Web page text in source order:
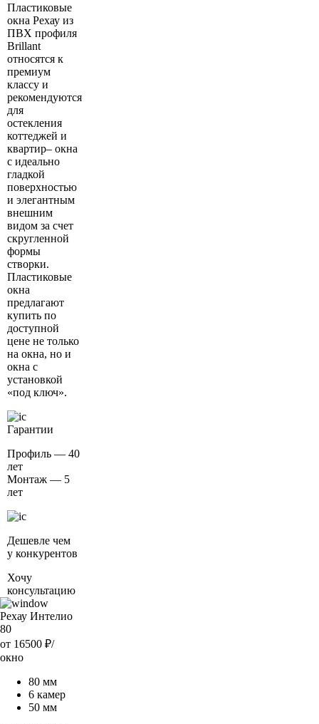
Пластиковые
окна Рехау из
ПВХ профиля
Brillant
относятся к
премиум
классу и
рекомендуются
для
остекления
коттеджей и
квартир– окна
с идеально
гладкой
поверхностью
и элегантным
внешним
видом за счет
скругленной
формы
створки.
Пластиковые
окна
предлагают
купить по
доступной
цене не только
на окна, но и
окна с
установкой
«под ключ».
Гарантии
Профиль — 40
лет
Монтаж — 5
лет
Дешевле чем
у конкурентов
Хочу
консультацию
Рехау Интелио
80
от 16500 ₽/
окно
80 мм
6 камер
50 мм